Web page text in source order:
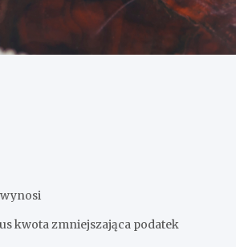
kwota zmniejszająca podatek